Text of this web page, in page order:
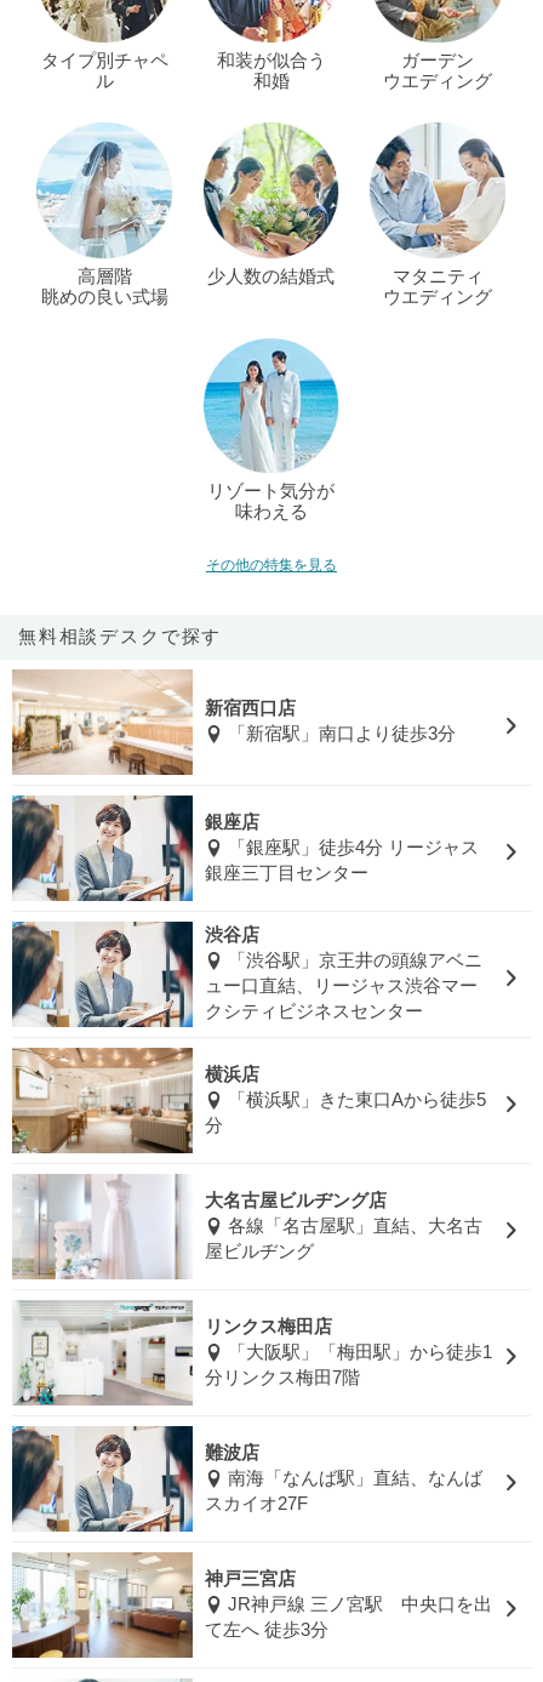
タイプ別チャペ
ル
和装が似合う
和婚
ガーデン
ウエディング
高層階
眺めの良い式場
少人数の結婚式
マタニティ
ウエディング
リゾート気分が
味わえる
その他の特集を見る
無料相談デスクで探す
新宿西口店
「新宿駅」南口より徒歩3分
銀座店
「銀座駅」徒歩4分 リージャス
銀座三丁目センター
渋谷店
「渋谷駅」京王井の頭線アベニ
ュー口直結、リージャス渋谷マー
クシティビジネスセンター
横浜店
「横浜駅」きた東口Aから徒歩5
分
大名古屋ビルヂング店
各線「名古屋駅」直結、大名古
屋ビルヂング
リンクス梅田店
「大阪駅」「梅田駅」から徒歩1
分リンクス梅田7階
難波店
南海「なんば駅」直結、なんば
スカイオ27F
神戸三宮店
JR神戸線 三ノ宮駅 中央口を出
て左へ 徒歩3分